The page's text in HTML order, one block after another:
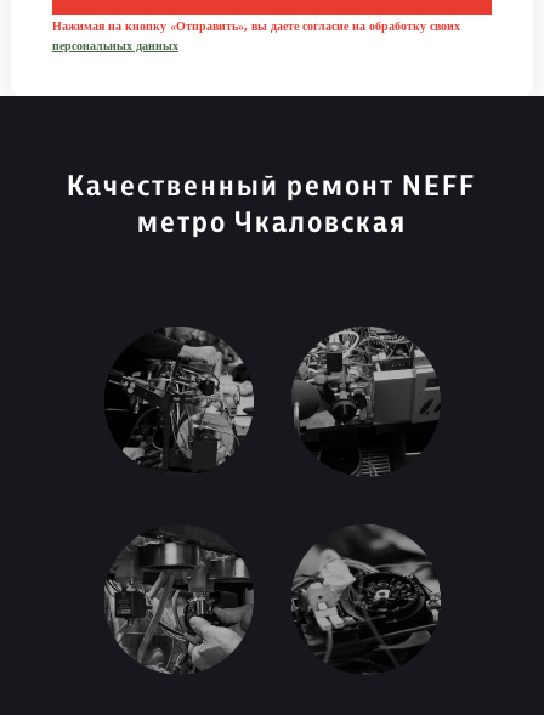
Нажимая на кнопку «Отправить», вы даете согласие на обработку своих
персональных данных
Качественный ремонт NEFF
метро Чкаловская